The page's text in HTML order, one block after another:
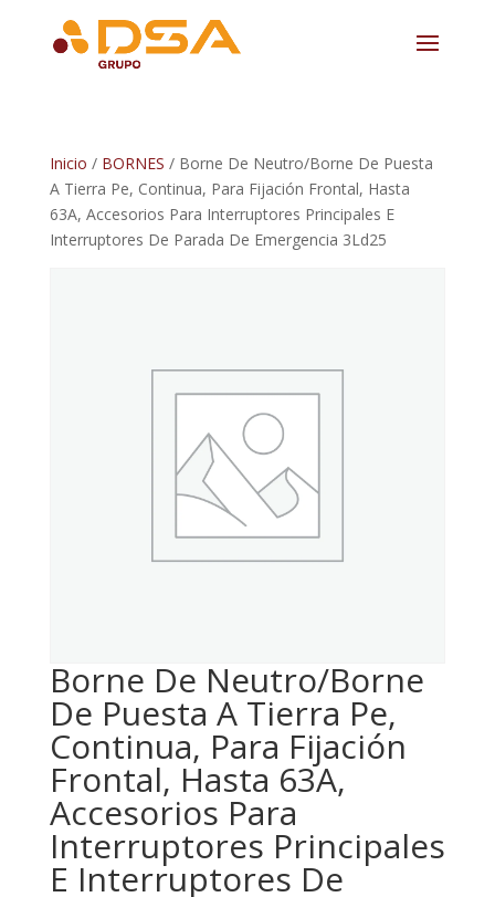
Inicio / BORNES / Borne De Neutro/Borne De Puesta
A Tierra Pe, Continua, Para Fijación Frontal, Hasta
63A, Accesorios Para Interruptores Principales E
Interruptores De Parada De Emergencia 3Ld25
Borne De Neutro/Borne
De Puesta A Tierra Pe,
Continua, Para Fijación
Frontal, Hasta 63A,
Accesorios Para
Interruptores Principales
E Interruptores De